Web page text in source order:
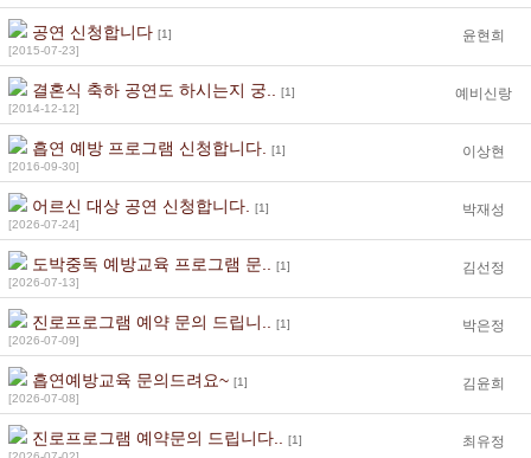
공연 신청합니다 [1]
[2015-07-23]
윤현희
결혼식 축하 공연도 하시는지 궁.. [1]
[2014-12-12]
예비신랑
흡연 예방 프로그램 신청합니다. [1]
[2016-09-30]
이상현
어르신 대상 공연 신청합니다. [1]
[2026-07-24]
박재성
도박중독 예방교육 프로그램 문.. [1]
[2026-07-13]
김선정
진로프로그램 예약 문의 드립니.. [1]
[2026-07-09]
박은정
흡연예방교육 문의드려요~ [1]
[2026-07-08]
김윤희
진로프로그램 예약문의 드립니다.. [1]
최유정